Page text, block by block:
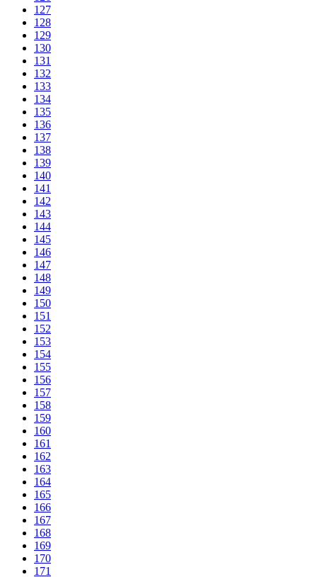
127
128
129
130
131
132
133
134
135
136
137
138
139
140
141
142
143
144
145
146
147
148
149
150
151
152
153
154
155
156
157
158
159
160
161
162
163
164
165
166
167
168
169
170
171